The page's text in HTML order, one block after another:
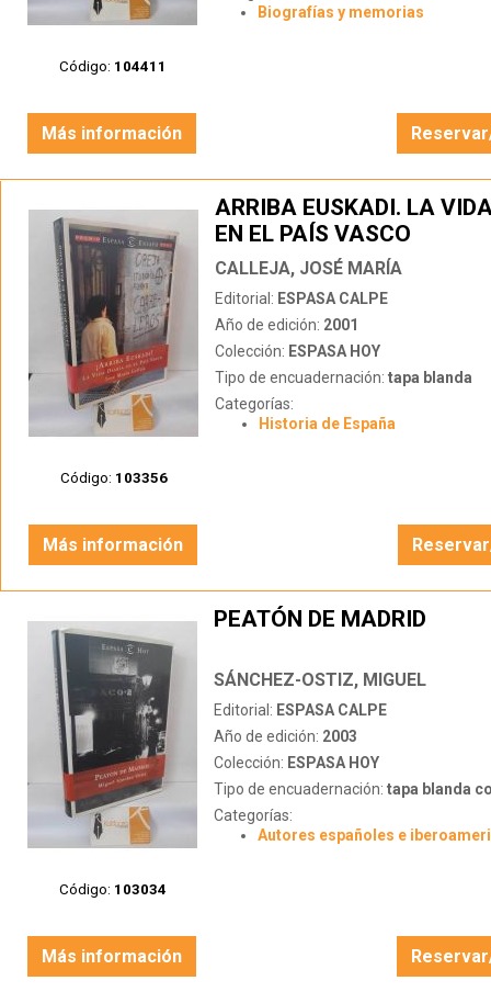
Código: 104411
Biografías y memorias
Más información
Código: 103356
ARRIBA EUSKADI. LA
EN EL PAÍS VASCO
CALLEJA, JOSÉ MARÍA
Editorial: ESPASA CALPE
Año de edición: 2001
Colección: ESPASA HOY
Tipo de encuadernación: tapa blanda
Categorías:
Historia de España
Más información
Código: 103034
PEATÓN DE MADRID
SÁNCHEZ-OSTIZ, MIGUEL
Editorial: ESPASA CALPE
Año de edición: 2003
Colección: ESPASA HOY
Tipo de encuadernación: tapa blanda
Categorías:
Autores españoles e
Más información